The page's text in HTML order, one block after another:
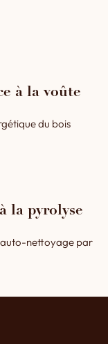
à la voûte
du bois
la pyrolyse
auto-nettoyage par